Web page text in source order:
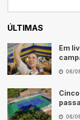
ÚLTIMAS
Em
06/
06/